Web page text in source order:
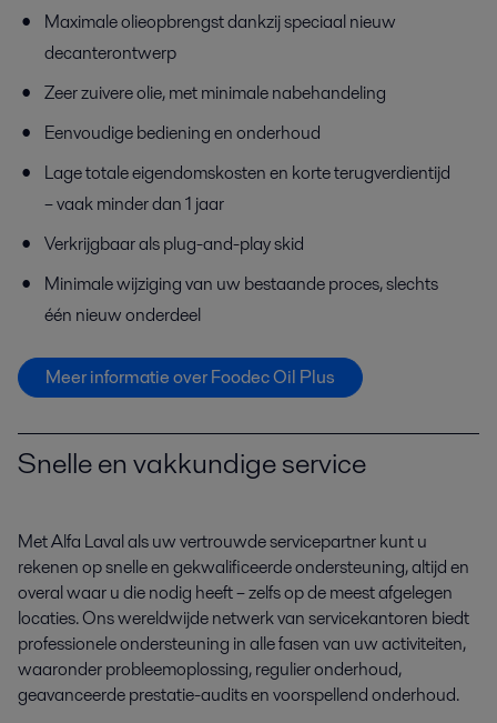
Maximale olieopbrengst dankzij speciaal nieuw
decanterontwerp
Zeer zuivere olie, met minimale nabehandeling
Eenvoudige bediening en onderhoud
Lage totale eigendomskosten en korte terugverdientijd
– vaak minder dan 1 jaar
Verkrijgbaar als plug-and-play skid
Minimale wijziging van uw bestaande proces, slechts
één nieuw onderdeel
Meer informatie over Foodec Oil Plus
Snelle en vakkundige service
Met Alfa Laval als uw vertrouwde servicepartner kunt u
rekenen op snelle en gekwalificeerde ondersteuning, altijd en
overal waar u die nodig heeft – zelfs op de meest afgelegen
locaties. Ons wereldwijde netwerk van servicekantoren biedt
professionele ondersteuning in alle fasen van uw activiteiten,
waaronder probleemoplossing, regulier onderhoud,
geavanceerde prestatie-audits en voorspellend onderhoud.